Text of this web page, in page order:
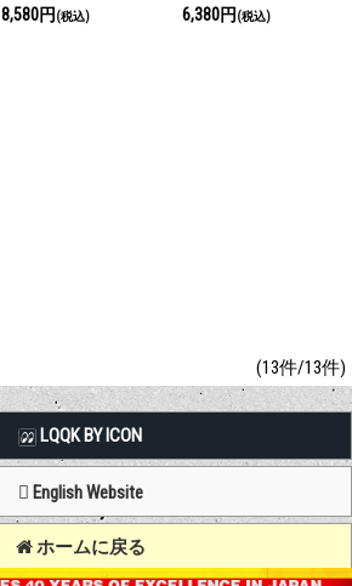
8,580円 (税込) 6,380円 (税込)
(13件/13件)
LQQK BY ICON
English Website
ホームに戻る